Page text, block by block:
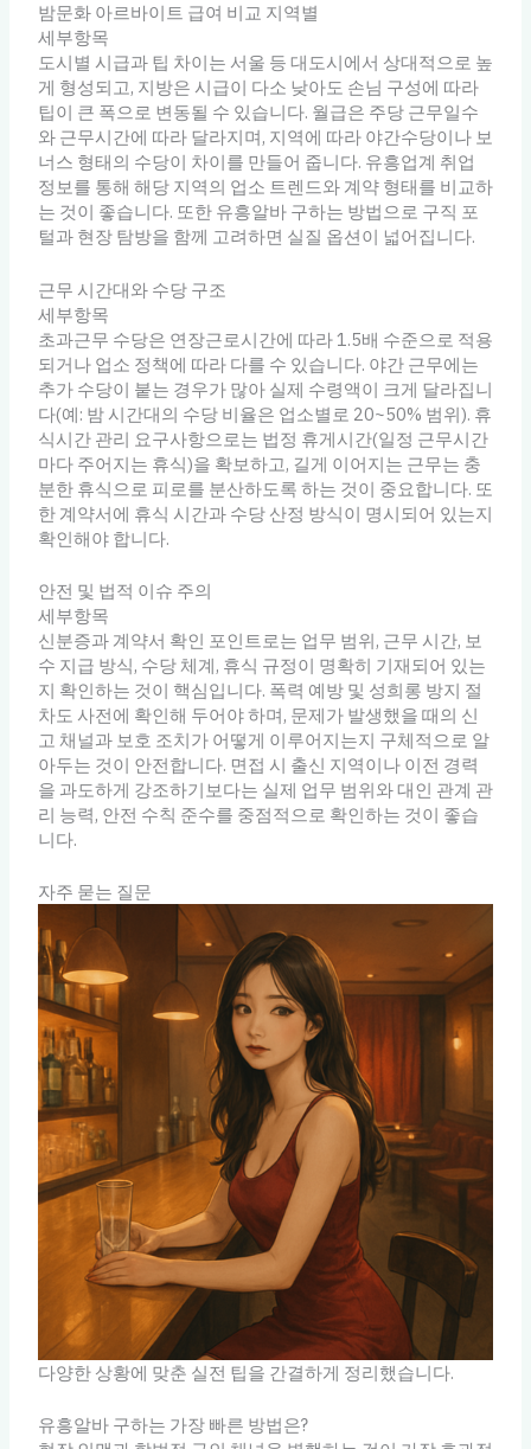
밤문화 아르바이트 급여 비교 지역별
세부항목
도시별 시급과 팁 차이는 서울 등 대도시에서 상대적으로 높
게 형성되고, 지방은 시급이 다소 낮아도 손님 구성에 따라
팁이 큰 폭으로 변동될 수 있습니다. 월급은 주당 근무일수
와 근무시간에 따라 달라지며, 지역에 따라 야간수당이나 보
너스 형태의 수당이 차이를 만들어 줍니다. 유흥업계 취업
정보를 통해 해당 지역의 업소 트렌드와 계약 형태를 비교하
는 것이 좋습니다. 또한 유흥알바 구하는 방법으로 구직 포
털과 현장 탐방을 함께 고려하면 실질 옵션이 넓어집니다.
근무 시간대와 수당 구조
세부항목
초과근무 수당은 연장근로시간에 따라 1.5배 수준으로 적용
되거나 업소 정책에 따라 다를 수 있습니다. 야간 근무에는
추가 수당이 붙는 경우가 많아 실제 수령액이 크게 달라집니
다(예: 밤 시간대의 수당 비율은 업소별로 20~50% 범위). 휴
식시간 관리 요구사항으로는 법정 휴게시간(일정 근무시간
마다 주어지는 휴식)을 확보하고, 길게 이어지는 근무는 충
분한 휴식으로 피로를 분산하도록 하는 것이 중요합니다. 또
한 계약서에 휴식 시간과 수당 산정 방식이 명시되어 있는지
확인해야 합니다.
안전 및 법적 이슈 주의
세부항목
신분증과 계약서 확인 포인트로는 업무 범위, 근무 시간, 보
수 지급 방식, 수당 체계, 휴식 규정이 명확히 기재되어 있는
지 확인하는 것이 핵심입니다. 폭력 예방 및 성희롱 방지 절
차도 사전에 확인해 두어야 하며, 문제가 발생했을 때의 신
고 채널과 보호 조치가 어떻게 이루어지는지 구체적으로 알
아두는 것이 안전합니다. 면접 시 출신 지역이나 이전 경력
을 과도하게 강조하기보다는 실제 업무 범위와 대인 관계 관
리 능력, 안전 수칙 준수를 중점적으로 확인하는 것이 좋습
니다.
자주 묻는 질문
다양한 상황에 맞춘 실전 팁을 간결하게 정리했습니다.
유흥알바 구하는 가장 빠른 방법은?